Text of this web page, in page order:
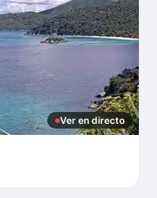
Ver en directo